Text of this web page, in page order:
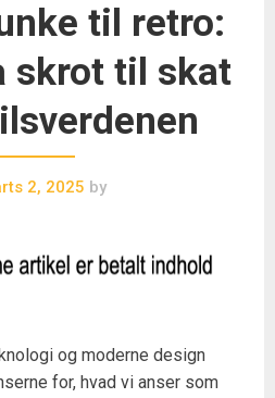
til retro:
skrot til skat
2, 2025 by
og moderne design
for, hvad vi anser som